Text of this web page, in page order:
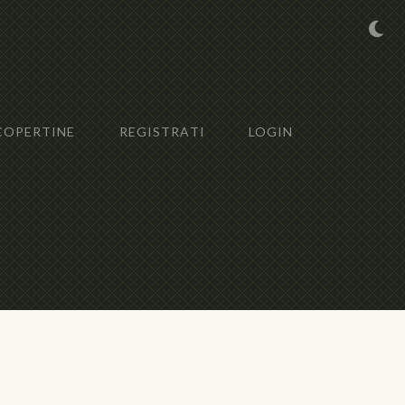
REGISTRATI LOGIN